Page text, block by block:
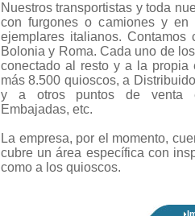
Nuestros transportistas y toda
con furgones o camiones y en
ejemplares italianos.
Bolonia y Roma. Cada uno de
conectado al resto y a la propia
más 8.500 quioscos, a
y a otros puntos de venta
Embajadas, etc.
La empresa, por el momento,
cubre un área específica con
como a los quioscos.